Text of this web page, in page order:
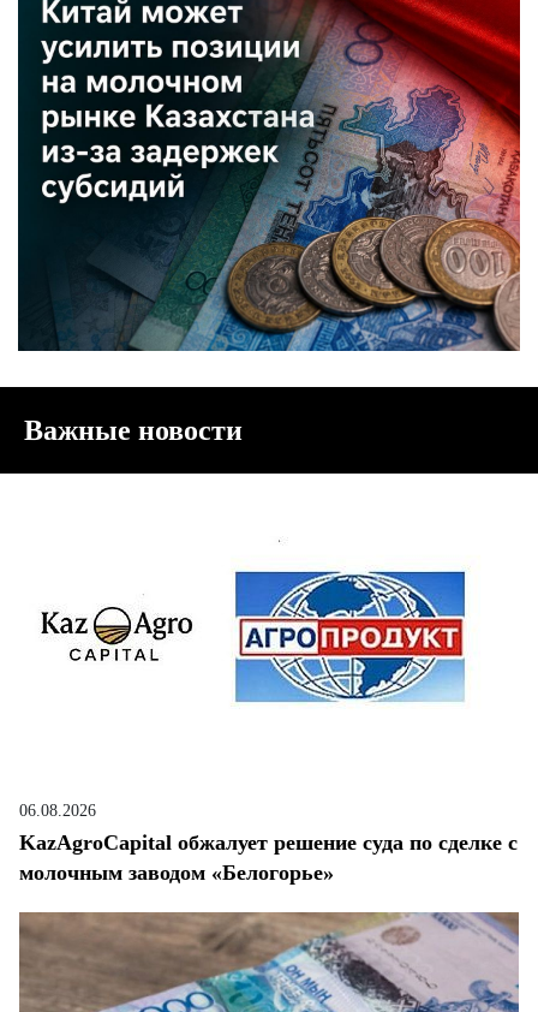
Важные новости
06.08.2026
KazAgroCapital обжалует решение суда по сделке с
молочным заводом «Белогорье»